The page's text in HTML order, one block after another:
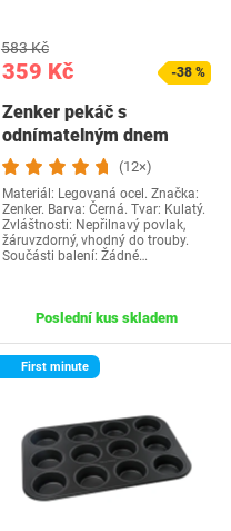
359 Kč
583 Kč
-38 %
Zenker pekáč s
odnímatelným dnem
Perfect Black Ø 30 cm –…
(12×)
Materiál: Legovaná ocel. Značka:
Zenker. Barva: Černá. Tvar: Kulatý.
Zvláštnosti: Nepřilnavý povlak,
žáruvzdorný, vhodný do trouby.
Součásti balení: Žádné…
Poslední kus skladem
First minute